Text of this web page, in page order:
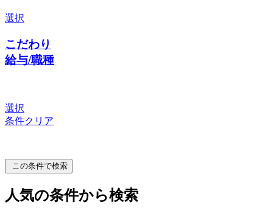
選択
こだわり
給与/職種
選択
条件クリア
この条件で検索
人気の条件から検索